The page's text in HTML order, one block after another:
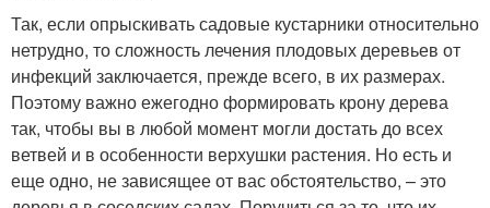
Так, если опрыскивать садовые кустарники относительно
нетрудно, то сложность лечения плодовых деревьев от
инфекций заключается, прежде всего, в их размерах.
Поэтому важно ежегодно формировать крону дерева
так, чтобы вы в любой момент могли достать до всех
ветвей и в особенности верхушки растения. Но есть и
еще одно, не зависящее от вас обстоятельство, – это